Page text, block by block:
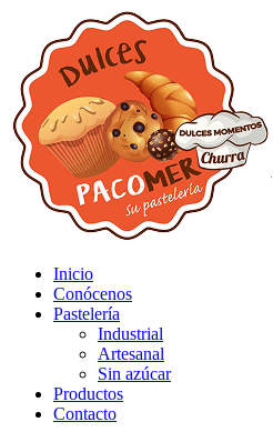
Inicio
Conócenos
Pastelería
Industrial
Artesanal
Sin azúcar
Productos
Contacto